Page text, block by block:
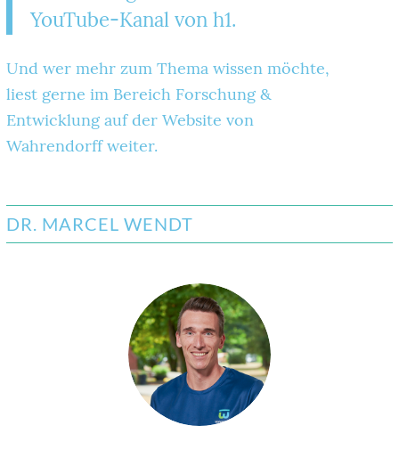
YouTube-Kanal von h1.
Und wer mehr zum Thema wissen möchte,
liest gerne im Bereich Forschung &
Entwicklung auf der Website von
Wahrendorff weiter.
DR. MARCEL WENDT